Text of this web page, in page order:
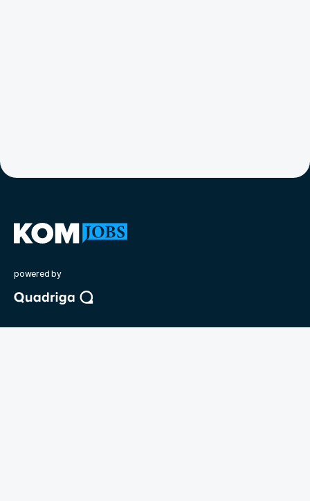
powered by